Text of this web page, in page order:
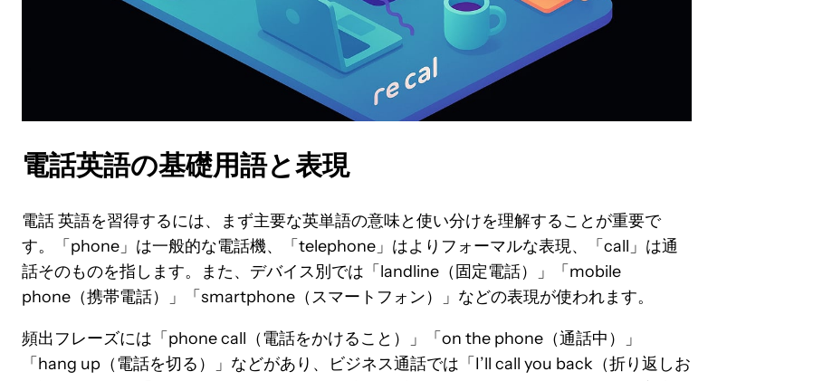
電話英語の基礎用語と表現
電話 英語を習得するには、まず主要な英単語の意味と使い分けを理解することが重要で
す。「phone」は一般的な電話機、「telephone」はよりフォーマルな表現、「call」は通
話そのものを指します。また、デバイス別では「landline（固定電話）」「mobile
phone（携帯電話）」「smartphone（スマートフォン）」などの表現が使われます。
頻出フレーズには「phone call（電話をかけること）」「on the phone（通話中）」
「hang up（電話を切る）」などがあり、ビジネス通話では「I’ll call you back（折り返しお